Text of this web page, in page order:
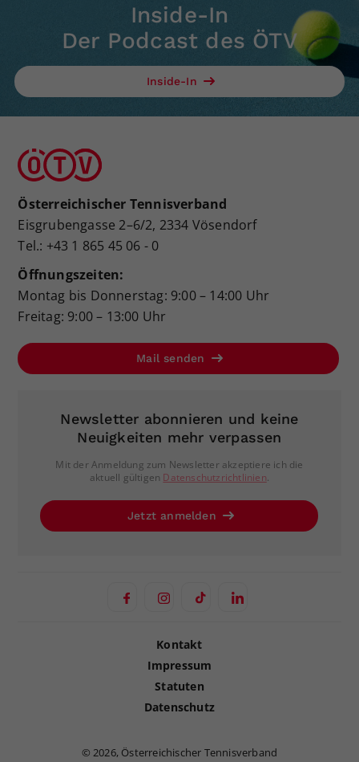
Inside-In
Der Podcast des ÖTV
Inside-In
Österreichischer Tennisverband
Eisgrubengasse 2–6/2, 2334 Vösendorf
Tel.: +43 1 865 45 06 - 0
Öffnungszeiten:
Montag bis Donnerstag: 9:00 – 14:00 Uhr
Freitag: 9:00 – 13:00 Uhr
Mail senden
Newsletter abonnieren und keine
Neuigkeiten mehr verpassen
Mit der Anmeldung zum Newsletter akzeptiere ich die
aktuell gültigen Datenschutzrichtlinien.
Jetzt anmelden
Kontakt
Impressum
Statuten
Datenschutz
©2026, Österreichischer Tennisverband